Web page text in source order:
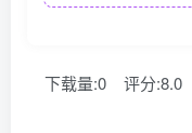
下载量:0 评分:8.0